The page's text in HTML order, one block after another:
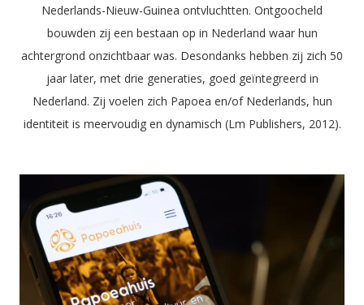
Nederlands-Nieuw-Guinea ontvluchtten. Ontgoocheld
bouwden zij een bestaan op in Nederland waar hun
achtergrond onzichtbaar was. Desondanks hebben zij zich 50
jaar later, met drie generaties, goed geïntegreerd in
Nederland. Zij voelen zich Papoea en/of Nederlands, hun
identiteit is meervoudig en dynamisch (Lm Publishers, 2012).